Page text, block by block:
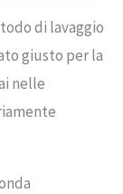
di lavaggio
giusto per la
nelle